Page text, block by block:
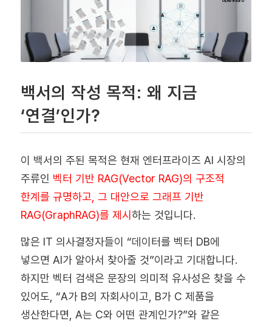
백서의 작성 목적: 왜 지금
‘연결’인가?
이 백서의 주된 목적은 현재 엔터프라이즈 AI 시장의
주류인 벡터 기반 RAG(Vector RAG)의 구조적
한계를 규명하고, 그 대안으로 그래프 기반
RAG(GraphRAG)를 제시 하는 것입니다.
많은 IT 의사결정자들이 “데이터를 벡터 DB에
넣으면 AI가 알아서 찾아줄 것”이라고 기대합니다.
하지만 벡터 검색은 문장의 의미적 유사성은 찾을 수
있어도, “A가 B의 자회사이고, B가 C 제품을
생산한다면, A는 C와 어떤 관계인가?”와 같은